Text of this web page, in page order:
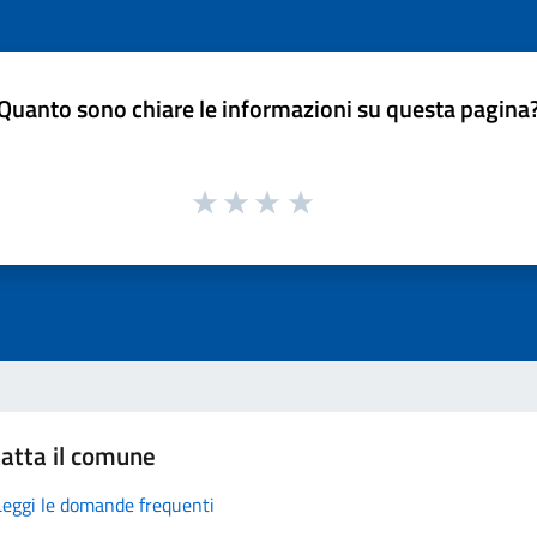
sono chiare le informazioni su questa
il comune
le domande frequenti